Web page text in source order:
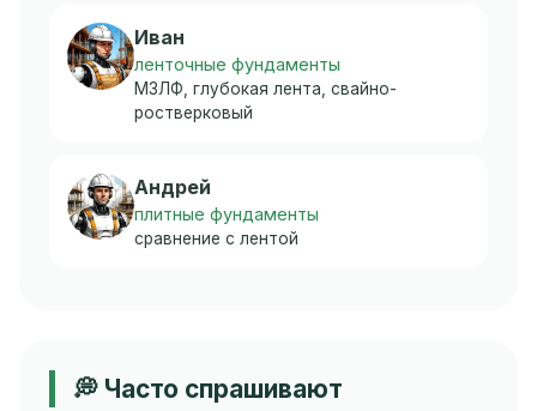
Иван
ленточные фундаменты
МЗЛФ, глубокая лента, свайно-
ростверковый
Андрей
плитные фундаменты
сравнение с лентой
💭 Часто спрашивают